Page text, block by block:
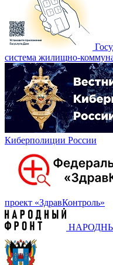
система жилищно-
Киберполиции России
проект «‎ЗдравКонтроль»